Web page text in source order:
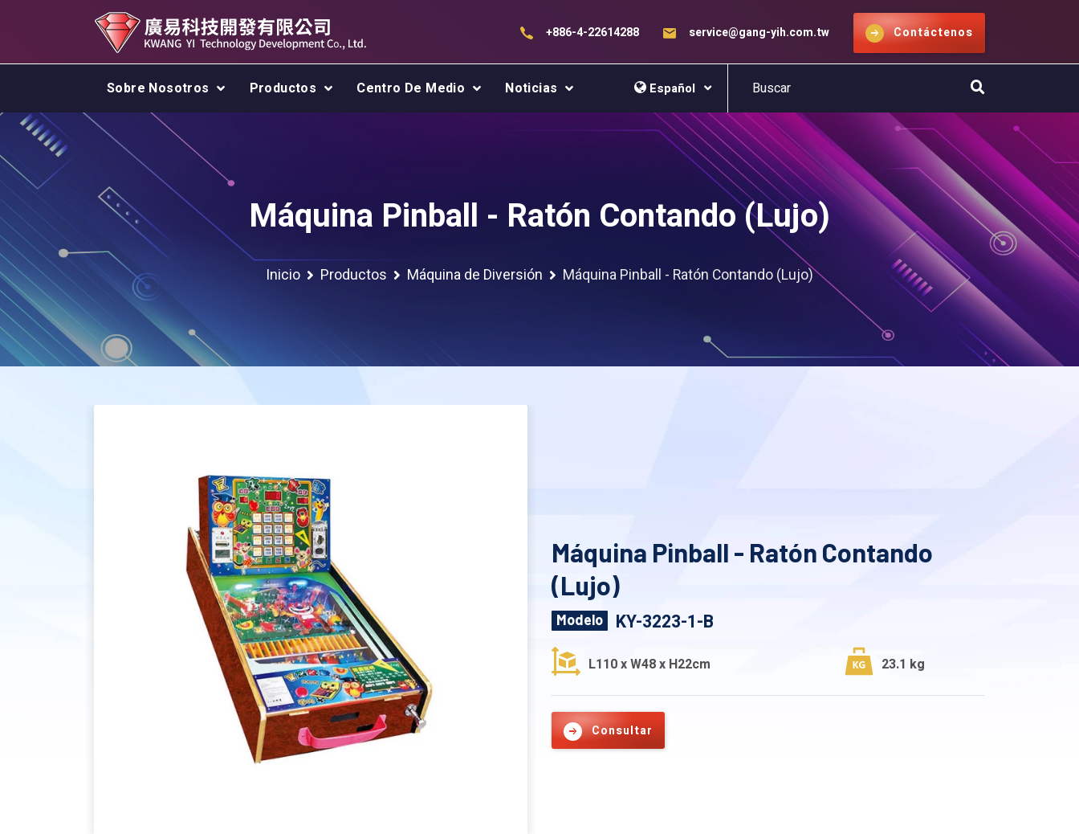
+886-4-22614288 service@gang-yih.com.tw Contáctenos
Sobre Nosotros Productos Centro De Medio Noticias Español
Máquina Pinball - Ratón Contando (Lujo)
Inicio Productos Máquina de Diversión Máquina Pinball - Ratón Contando (Lujo)
Máquina Pinball - Ratón Contando
(Lujo)
Modelo KY-3223-1-B
L110 x W48 x H22cm 23.1 kg
Consultar